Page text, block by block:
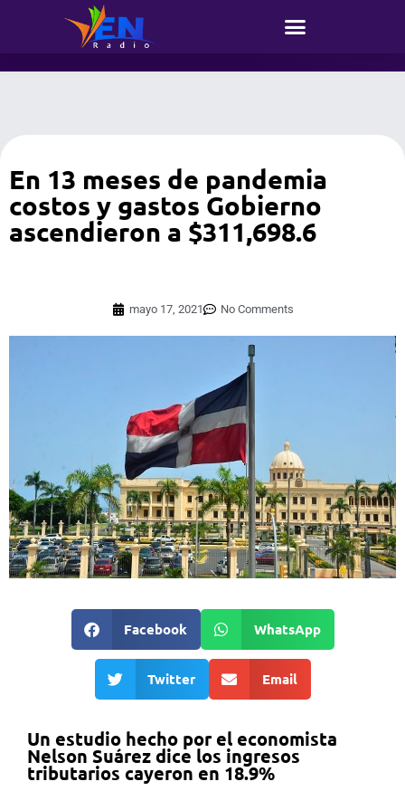
En 13 meses de pandemia
costos y gastos Gobierno
ascendieron a $311,698.6
mayo 17, 2021 No Comments
Facebook WhatsApp
Twitter Email
Un estudio hecho por el economista
Nelson Suárez dice los ingresos
tributarios cayeron en 18.9%